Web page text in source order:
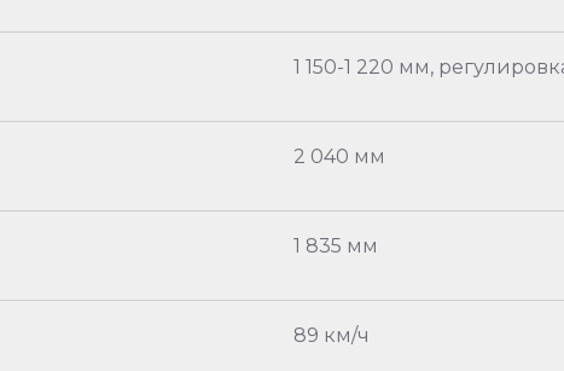
1 150-1 220 мм,
2 040 мм
1 835 мм
89 км/ч